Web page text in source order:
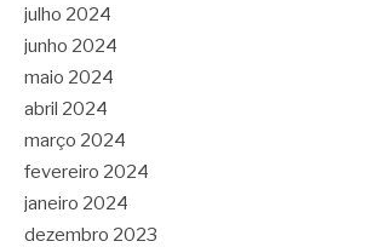
julho 2024
junho 2024
maio 2024
abril 2024
março 2024
fevereiro 2024
janeiro 2024
dezembro 2023